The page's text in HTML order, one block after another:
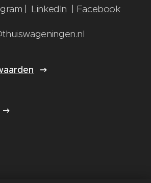
|LinkedIn | Facebook